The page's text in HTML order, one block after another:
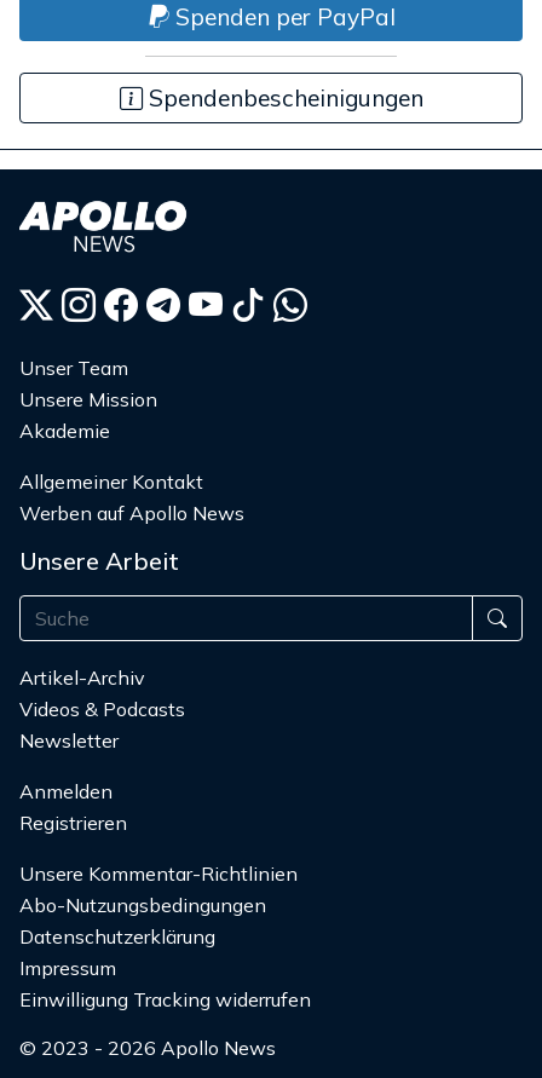
Spenden per PayPal
Spendenbescheinigungen
Unser Team
Unsere Mission
Akademie
Allgemeiner Kontakt
Werben auf Apollo News
Unsere Arbeit
Artikel-Archiv
Videos & Podcasts
Newsletter
Anmelden
Registrieren
Unsere Kommentar-Richtlinien
Abo-Nutzungsbedingungen
Datenschutzerklärung
Impressum
Einwilligung Tracking widerrufen
© 2023 - 2026 Apollo News